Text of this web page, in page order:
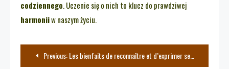
codziennego. Uczenie się o nich to klucz do prawdziwej
harmoniiw naszym życiu.
Nawigacja
Previous:Les bienfaits de reconnaître et d’exprimer ses émotions